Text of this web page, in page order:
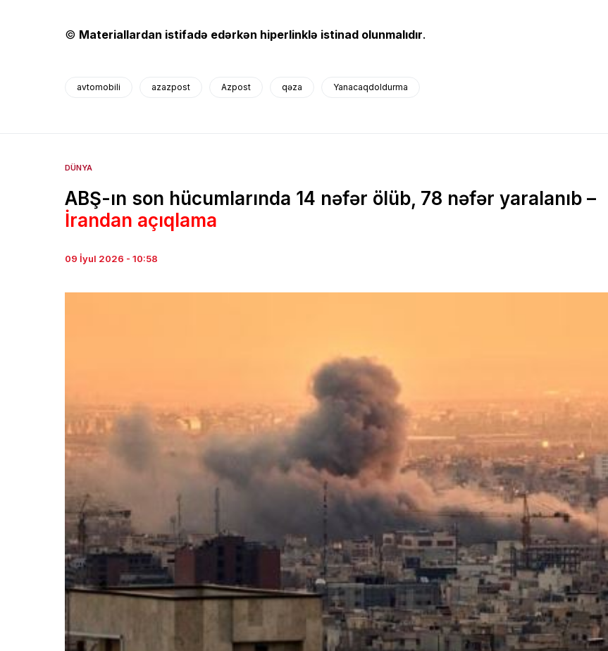
© Materiallardan istifadə edərkən hiperlinklə istinad olunmalıdır.
avtomobili azazpost Azpost qəza Yanacaqdoldurma
DÜNYA
ABŞ-ın son hücumlarında 14 nəfər ölüb, 78 nəfər yaralanıb –
İrandan açıqlama
09 İyul 2026 - 10:58